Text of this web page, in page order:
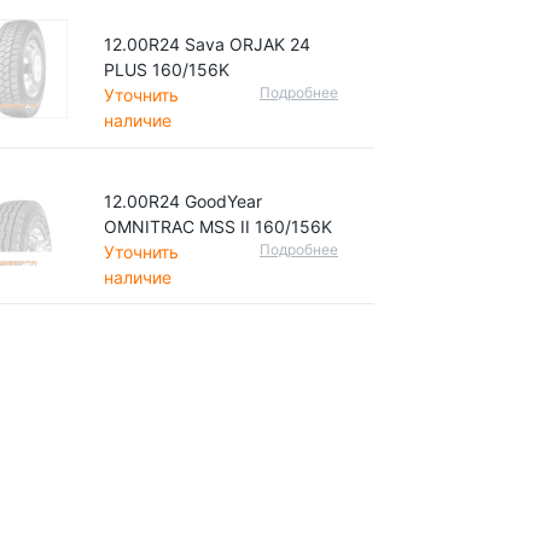
12.00R24 Sava ORJAK 24
PLUS 160/156K
Уточнить
наличие
Подробнее
12.00R24 GoodYear
OMNITRAC MSS II 160/156K
Уточнить
наличие
Подробнее